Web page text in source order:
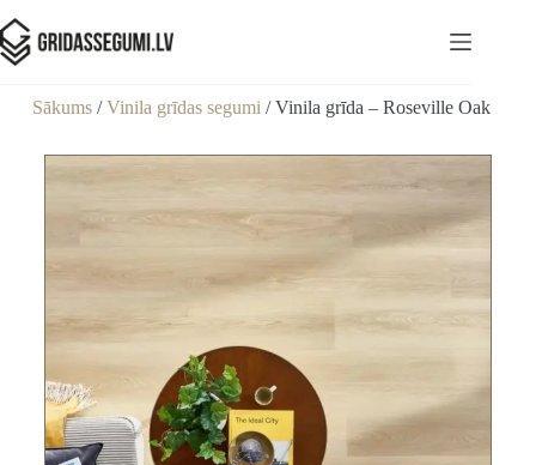
Sākums/Vinila grīdas segumi / Vinila grīda – Roseville Oak